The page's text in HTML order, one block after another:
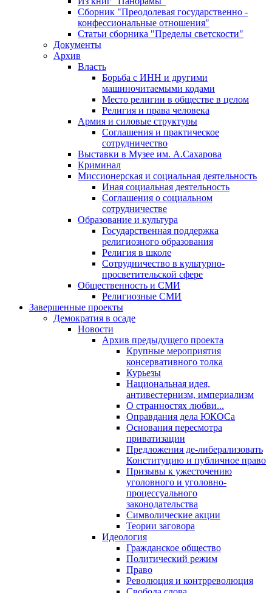
Сборник "Преодолевая государственно -
конфессиональные отношения"
Статьи сборника "Пределы светскости"
Документы
Архив
Власть
Борьба с ИНН и другими
машиночитаемыми кодами
Место религии в обществе в целом
Религия и права человека
Армия и силовые структуры
Соглашения и практическое
сотрудничество
Выставки в Музее им. А.Сахарова
Криминал
Миссионерская и социальная деятельность
Иная социальная деятельность
Соглашения о социальном
сотрудничестве
Образование и культура
Государственная поддержка
религиозного образования
Религия в школе
Сотрудничество в культурно-
просветительской сфере
Общественность и СМИ
Религиозные СМИ
Завершенные проекты
Демократия в осаде
Новости
Архив предыдущего проекта
Крупные мероприятия
консервативного толка
Курьезы
Национальная идея,
антивестернизм, империализм
О странностях любви...
Оправдания дела ЮКОСа
Основания пересмотра
приватизации
Предложения де-либерализовать
Конституцию и публичное право
Призывы к ужесточению
уголовного и уголовно-
процессуального
законодательства
Символические акции
Теории заговора
Идеология
Гражданское общество
Политический режим
Право
Революция и контрреволюция